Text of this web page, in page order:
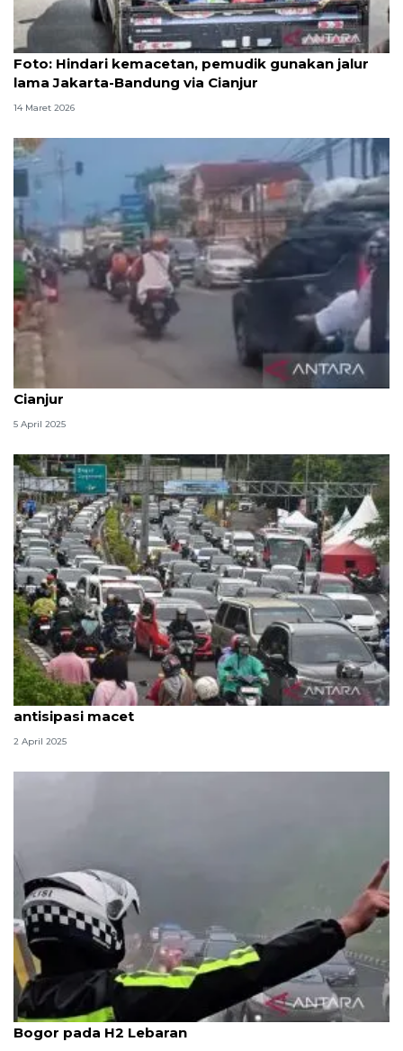
Foto
Foto: Hindari kemacetan, pemudik gunakan jalur
lama Jakarta-Bandung via Cianjur
14 Maret 2026
Arus balik pada H+4 Lebaran ramai melintasi
Cianjur
5 April 2025
Polisi tutup jalur menuju Puncak dari Cianjur
antisipasi macet
2 April 2025
Polres Cianjur berlakukan sistem satu arah ke
Bogor pada H2 Lebaran